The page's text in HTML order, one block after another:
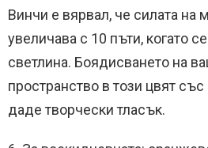
Винчи е вярвал, че силата на
увеличава с 10 пъти, когато
светлина. Боядисването на
пространство в този цвят
даде творчески тласък.